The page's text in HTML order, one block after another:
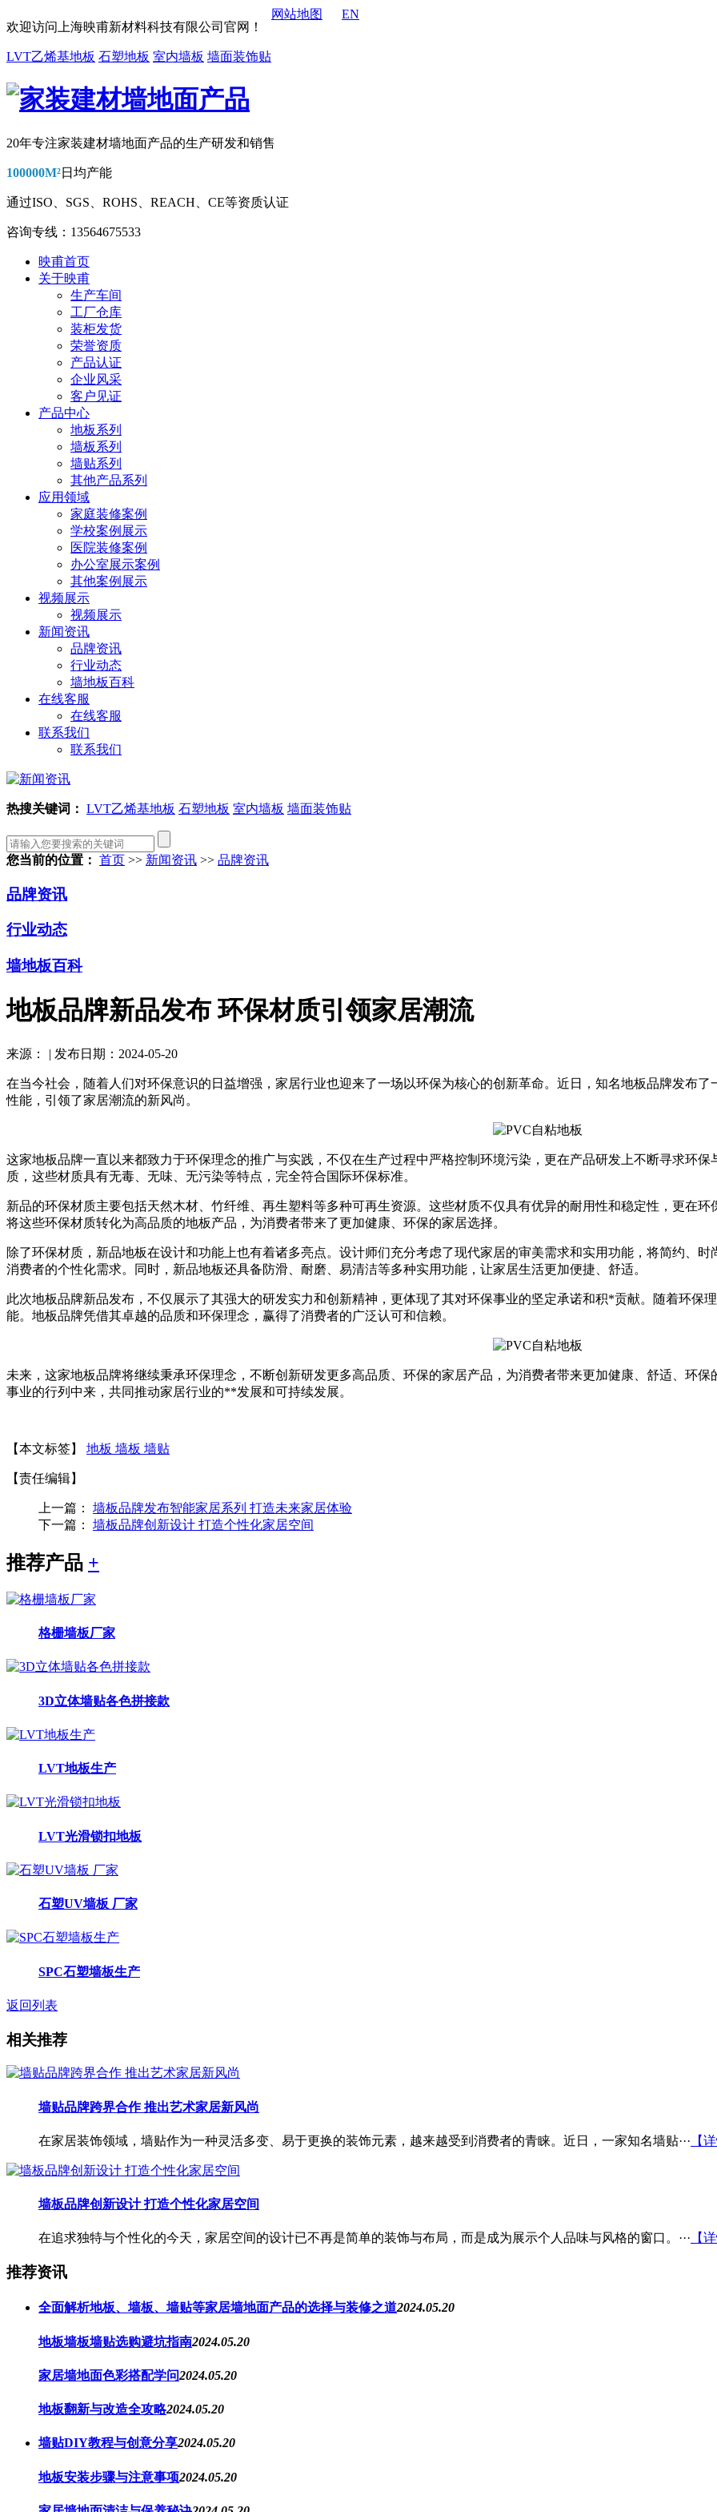
欢迎访问上海映甫新材料科技有限公司官网！
LVT乙烯基地板 石塑地板 室内墙板 墙面装饰贴
网站地图 EN
20年专注家装建材墙地面产品的生产研发和销售
100000M²日均产能
通过ISO、SGS、ROHS、REACH、CE等资质认证
咨询专线：13564675533
映甫首页
关于映甫
生产车间
工厂仓库
装柜发货
荣誉资质
产品认证
企业风采
客户见证
产品中心
地板系列
墙板系列
墙贴系列
其他产品系列
应用领域
家庭装修案例
学校案例展示
医院装修案例
办公室展示案例
其他案例展示
视频展示
视频展示
新闻资讯
品牌资讯
行业动态
墙地板百科
在线客服
在线客服
联系我们
联系我们
热搜关键词： LVT乙烯基地板 石塑地板 室内墙板 墙面装饰贴
您当前的位置： 首页 >> 新闻资讯 >> 品牌资讯
品牌资讯
行业动态
墙地板百科
地板品牌新品发布 环保材质引领家居潮流
来源： | 发布日期：2024-05-20
在当今社会，随着人们对环保意识的日益增强，家居行业也迎来了一场以环保为核心的创新革命。近日，知名地板品牌发布
性能，引领了家居潮流的新风尚。
这家地板品牌一直以来都致力于环保理念的推广与实践，不仅在生产过程中严格控制环境污染，更在产品研发上不断寻求环
质，这些材质具有无毒、无味、无污染等特点，完全符合国际环保标准。
新品的环保材质主要包括天然木材、竹纤维、再生塑料等多种可再生资源。这些材质不仅具有优异的耐用性和稳定性，更在
将这些环保材质转化为高品质的地板产品，为消费者带来了更加健康、环保的家居选择。
除了环保材质，新品地板在设计和功能上也有着诸多亮点。设计师们充分考虑了现代家居的审美需求和实用功能，将简约、
消费者的个性化需求。同时，新品地板还具备防滑、耐磨、易清洁等多种实用功能，让家居生活更加便捷、舒适。
此次地板品牌新品发布，不仅展示了其强大的研发实力和创新精神，更体现了其对环保事业的坚定承诺和积*贡献。随着环保
能。地板品牌凭借其卓越的品质和环保理念，赢得了消费者的广泛认可和信赖。
未来，这家地板品牌将继续秉承环保理念，不断创新研发更多高品质、环保的家居产品，为消费者带来更加健康、舒适、环
事业的行列中来，共同推动家居行业的**发展和可持续发展。
【本文标签】 地板 墙板 墙贴
【责任编辑】
上一篇：
墙板品牌发布智能家居系列 打造未来家居体验
下一篇：
墙板品牌创新设计 打造个性化家居空间
推荐产品 +
格栅墙板厂家
3D立体墙贴各色拼接款
LVT地板生产
LVT光滑锁扣地板
石塑UV墙板 厂家
SPC石塑墙板生产
返回列表
相关推荐
墙贴品牌跨界合作 推出艺术家居新风尚
在家居装饰领域，墙贴作为一种灵活多变、易于更换的装饰元素，越来越受到消费者的青睐。近日，一家知名墙贴··· 【
墙板品牌创新设计 打造个性化家居空间
在追求独特与个性化的今天，家居空间的设计已不再是简单的装饰与布局，而是成为展示个人品味与风格的窗口。··· 【
推荐资讯
全面解析地板、墙板、墙贴等家居墙地面产品的选择与装修之道2024.05.20
地板墙板墙贴选购避坑指南2024.05.20
家居墙地面色彩搭配学问2024.05.20
地板翻新与改造全攻略2024.05.20
墙贴DIY教程与创意分享2024.05.20
地板安装步骤与注意事项2024.05.20